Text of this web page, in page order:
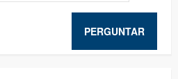
PERGUNTAR